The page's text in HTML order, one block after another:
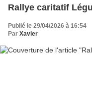
Rallye caritatif
Publié le 29/04/2026 à 16:54
Par Xavier